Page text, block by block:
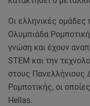
Οι ελληνικές ομάδες
Ολυμπιάδα
γνώση και έχουν
STEM και την
στους Πανελλήνιους
Ρομποτικής, οι
Hellas.